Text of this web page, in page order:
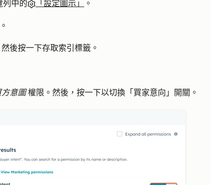
列中的 「設定圖示」 。
。
後按一下存取索引標籤。
方意圖 權限。然後，按一下以切換「 買家意向 」開關。